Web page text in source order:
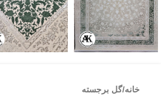
خانه/گل برجسته